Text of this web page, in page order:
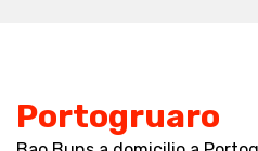
Portogruaro